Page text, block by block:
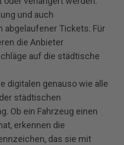
und auch
abgelaufener Tickets. Für
die Anbieter
auf die städtische
digitalen genauso wie alle
städtischen
Ob ein Fahrzeug einen
erkennen die
das sie mit